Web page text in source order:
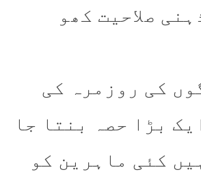
صلاحیت کھو
کی روزمرہ کی
بڑا حصہ بنتا جا
کئی ماہرین کو